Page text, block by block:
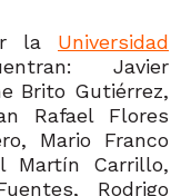
la Universidad
Javier
Brito Gutiérrez,
Rafael Flores
Mario Franco
Martín Carrillo,
Rodrigo